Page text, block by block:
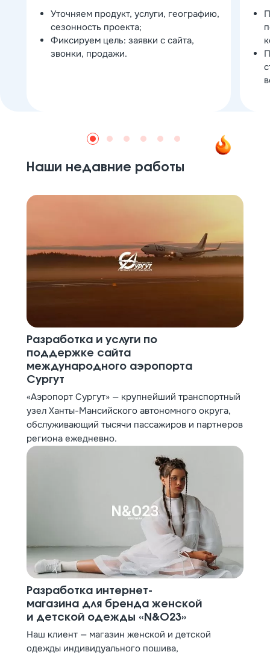
Уточняем продукт, услуги, географию,
сезонность проекта;
Фиксируем цель: заявки с сайта,
звонки, продажи.
Наши недавние работы
Разработка и услуги по
поддержке сайта
международного аэропорта
Сургут
«Аэропорт Сургут» — крупнейший транспортный
узел Ханты-Мансийского автономного округа,
обслуживающий тысячи пассажиров и партнеров
региона ежедневно.
Разработка интернет-
магазина для бренда женской
и детской одежды «N&O23»
Наш клиент — магазин женской и детской
одежды индивидуального пошива,